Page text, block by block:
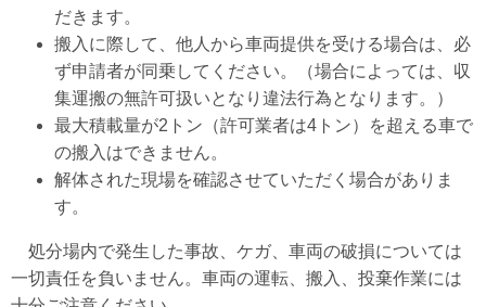
だきます。
搬入に際して、他人から車両提供を受ける場合は、必
ず申請者が同乗してください。（場合によっては、収
集運搬の無許可扱いとなり違法行為となります。）
最大積載量が2トン（許可業者は4トン）を超える車で
の搬入はできません。
解体された現場を確認させていただく場合がありま
す。
処分場内で発生した事故、ケガ、車両の破損については
一切責任を負いません。車両の運転、搬入、投棄作業には